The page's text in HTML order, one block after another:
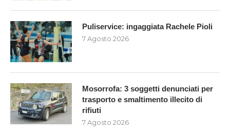
Puliservice: ingaggiata Rachele Pioli
7 Agosto 2026
Mosorrofa: 3 soggetti denunciati per
trasporto e smaltimento illecito di
rifiuti
7 Agosto 2026